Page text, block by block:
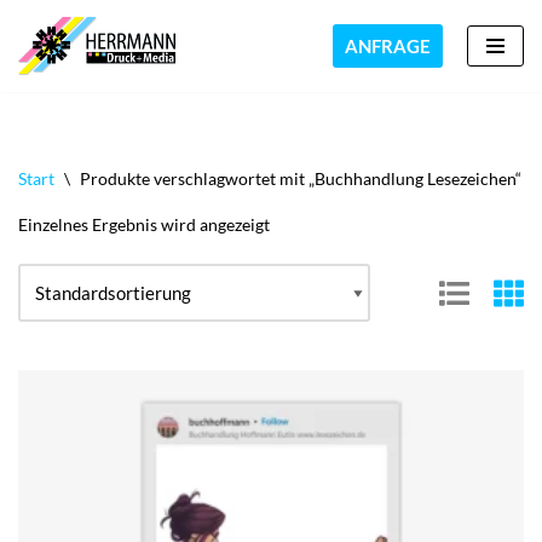
Zum
ANFRAGE
Start \ Produkte verschlagwortet mit „Buchhandlung Lesezeichen“
Einzelnes Ergebnis wird angezeigt